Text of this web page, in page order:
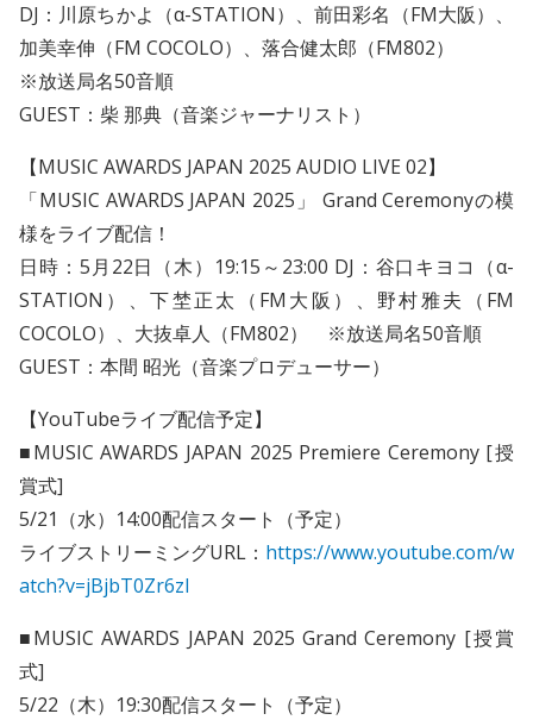
DJ：川原ちかよ（α-STATION）、前田彩名（FM大阪）、
加美幸伸（FM COCOLO）、落合健太郎（FM802）
※放送局名50音順
GUEST：柴 那典（音楽ジャーナリスト）
【MUSIC AWARDS JAPAN 2025 AUDIO LIVE 02】
「MUSIC AWARDS JAPAN 2025」 Grand Ceremonyの模
様をライブ配信！
日時：5月22日（木）19:15～23:00 DJ：谷口キヨコ（α-
STATION）、下埜正太（FM大阪）、野村雅夫（FM
COCOLO）、大抜卓人（FM802） ※放送局名50音順
GUEST：本間 昭光（音楽プロデューサー）
【YouTubeライブ配信予定】
■MUSIC AWARDS JAPAN 2025 Premiere Ceremony [授
賞式]
5/21（水）14:00配信スタート（予定）
ライブストリーミングURL： https://www.youtube.com/w
atch?v=jBjbT0Zr6zI
■MUSIC AWARDS JAPAN 2025 Grand Ceremony [授賞
式]
5/22（木）19:30配信スタート（予定）